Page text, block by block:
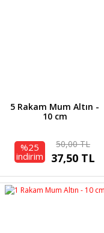
5 Rakam Mum Altın -
10 cm
%25
indirim
50,00 TL
37,50 TL